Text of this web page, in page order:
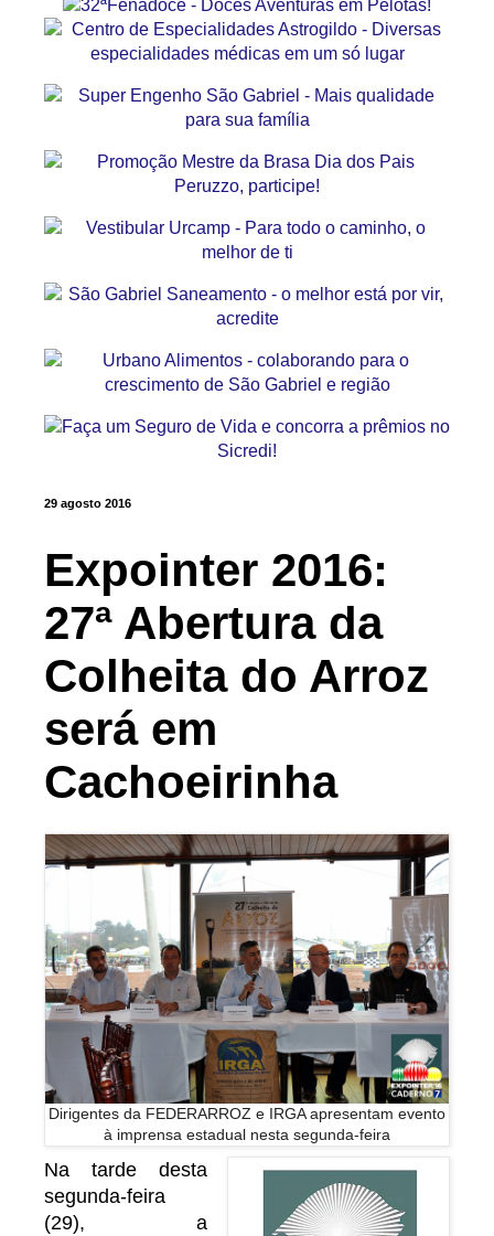
29 agosto 2016
Expointer 2016:
27ª Abertura da
Colheita do Arroz
será em
Cachoeirinha
Dirigentes da FEDERARROZ e IRGA apresentam evento
à imprensa estadual nesta segunda-feira
Na tarde desta
segunda-feira
(29), a